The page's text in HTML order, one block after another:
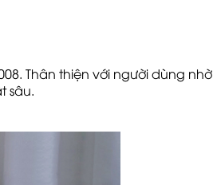
Thân thiện với người dùng
sâu.